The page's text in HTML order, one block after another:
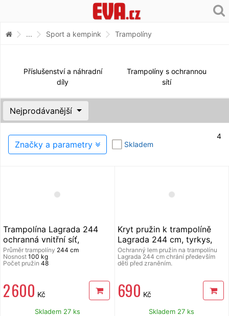
... Sport a kempink Trampolíny
Příslušenství a náhradní
díly
Trampolíny s ochrannou
sítí
Nejprodávanější
4
Značky a parametry Skladem
Trampolína Lagrada 244
ochranná vnitřní síť,
schůdky, modrá
Průměr trampolíny 244 cm
Nosnost 100 kg
Počet pružin 48
2 600 Kč
Skladem 27 ks
Kryt pružin k trampolíně
Lagrada 244 cm, tyrkys,
model 2021
Ochranný lem pružin na trampolínu
Lagrada 244 cm chrání především
děti před zraněním.
690 Kč
Skladem 27 ks